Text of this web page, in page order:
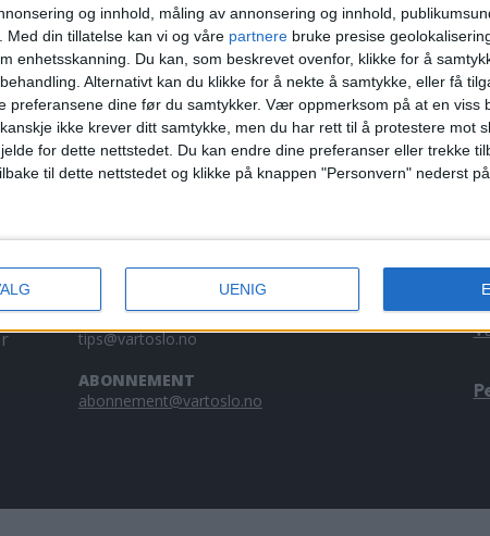
og innhold, måling av annonsering og innhold,
Med din tillatelse kan vi og våre partnere bruke presise
enhetsskanning. Du kan, som beskrevet ovenfor, klikke for å
Alternativt kan du klikke for å nekte å samtykke, eller få
preferansene dine før du samtykker. Vær oppmerksom på at en viss
ikke krever ditt samtykke, men du har rett til å protestere mot
for dette nettstedet. Du kan endre dine preferanser eller trekke
til dette nettstedet og klikke på knappen "Personvern" nederst på
UENIG
sannsynlig
—
kirke blir aldri
redaktor@vartoslo.no,
TIPS OSS
tips@vartoslo.no
ABONNEMENT
abonnement@vartoslo.no